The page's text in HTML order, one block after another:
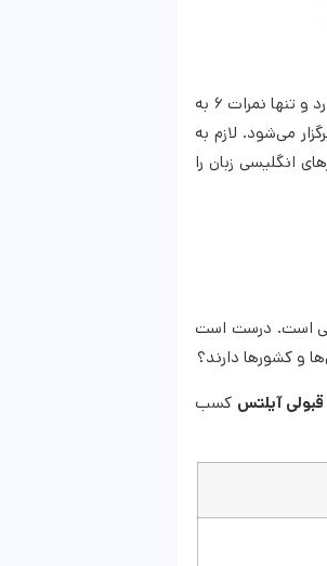
این آزمون در ۱۱۰ کشور دنیا و در ۲۷۰ مرکز امتحانی برگزار می‌شود. جالب است بدانید که در این آزمون چیزی به عنوان نمره قبولی وجود ندارد و تنها نمرات ۶ به
می‌شود. لازم به
انگلیسی زبان را
و تسلط شما بر ۴ مهارت اصلی زبان انگلیسی است. درست است
قبولی آیلتس کسب